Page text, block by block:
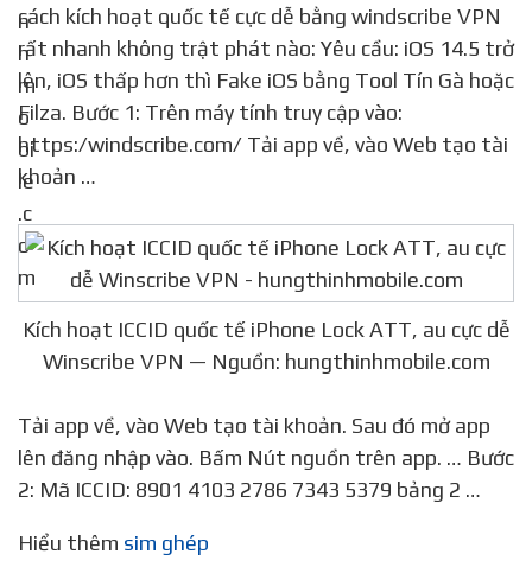
cách kích hoạt quốc tế cực dễ bằng windscribe VPN
rất nhanh không trật phát nào: Yêu cầu: iOS 14.5 trở
lên, iOS thấp hơn thì Fake iOS bằng Tool Tín Gà hoặc
Filza. Bước 1: Trên máy tính truy cập vào:
https:/windscribe.com/ Tải app về, vào Web tạo tài
khoản …
Kích hoạt ICCID quốc tế iPhone Lock ATT, au cực dễ
Winscribe VPN — Nguồn: hungthinhmobile.com
Tải app về, vào Web tạo tài khoản. Sau đó mở app
lên đăng nhập vào. Bấm Nút nguồn trên app. … Bước
2: Mã ICCID: 8901 4103 2786 7343 5379 bảng 2 …
Hiểu thêm sim ghép